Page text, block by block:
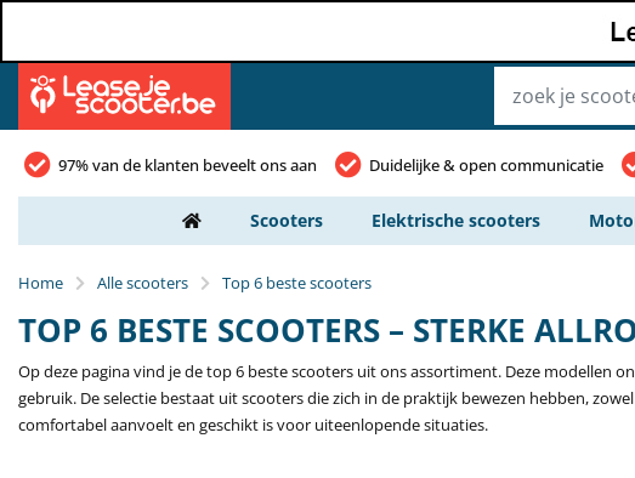
97% van de klanten beveelt ons aan Duidelijke & open communicatie
Scooters Elektrische scooters
Home Alle scooters Top 6 beste scooters
TOP 6 BESTE SCOOTERS – STERKE
Op deze pagina vind je de top 6 beste scooters uit ons assortiment. Deze modellen
gebruik. De selectie bestaat uit scooters die zich in de praktijk bewezen hebben,
comfortabel aanvoelt en geschikt is voor uiteenlopende situaties.